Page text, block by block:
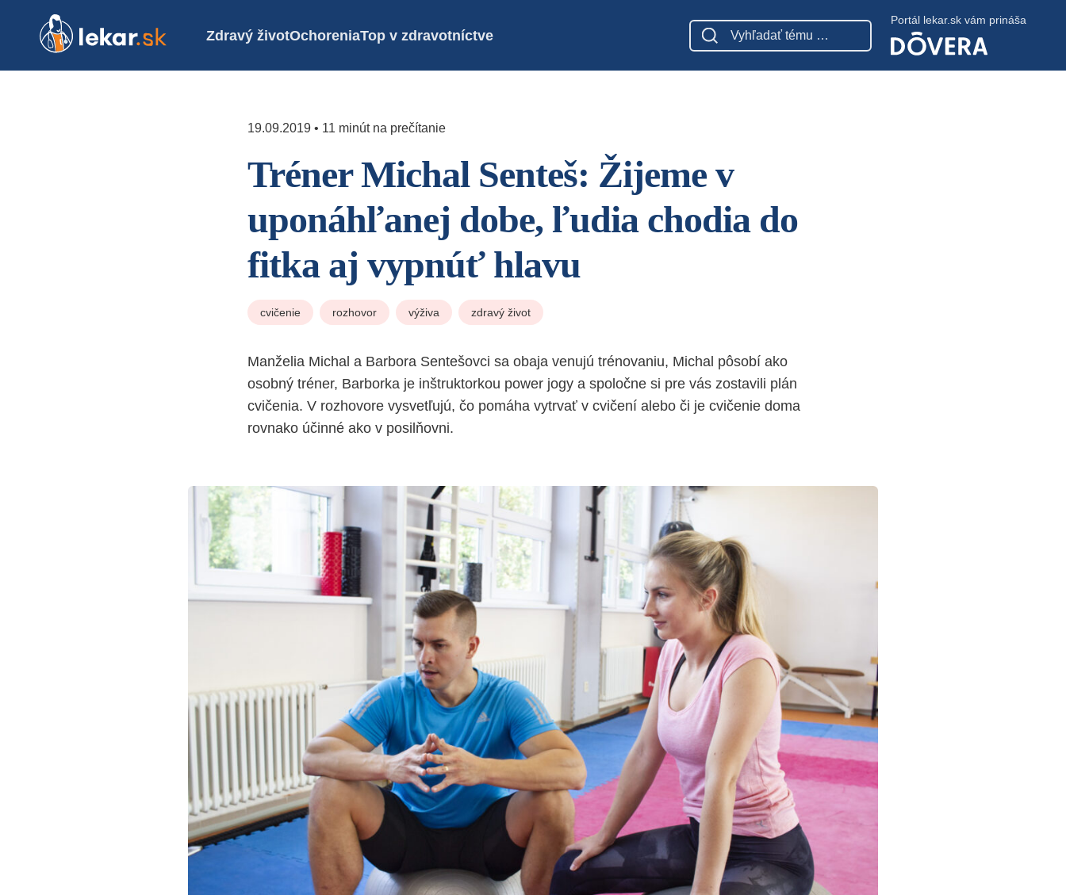
Zdravý životOchoreniaTop v zdravotníctve
Portál lekar.sk vám prináša
19.09.2019 • 11 minút na prečítanie
Tréner Michal Senteš: Žijeme v
uponáhľanej dobe, ľudia chodia do
fitka aj vypnúť hlavu
cvičenie rozhovor výživa zdravý život
Manželia Michal a Barbora Sentešovci sa obaja venujú trénovaniu, Michal pôsobí ako
osobný tréner, Barborka je inštruktorkou power jogy a spoločne si pre vás zostavili plán
cvičenia. V rozhovore vysvetľujú, čo pomáha vytrvať v cvičení alebo či je cvičenie doma
rovnako účinné ako v posilňovni.